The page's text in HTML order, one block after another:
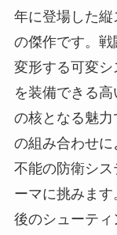
年に登場した
の傑作です。戦
変形する可変
を装備できる
の核となる魅
の組み合わせ
不能の防衛シ
ーマに挑みます
後のシューテ